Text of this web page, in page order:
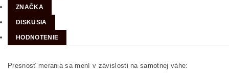
ZNAČKA
DISKUSIA
HODNOTENIE
Presnosť merania sa mení v závislosti na samotnej váhe: